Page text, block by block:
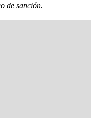
de sanción.